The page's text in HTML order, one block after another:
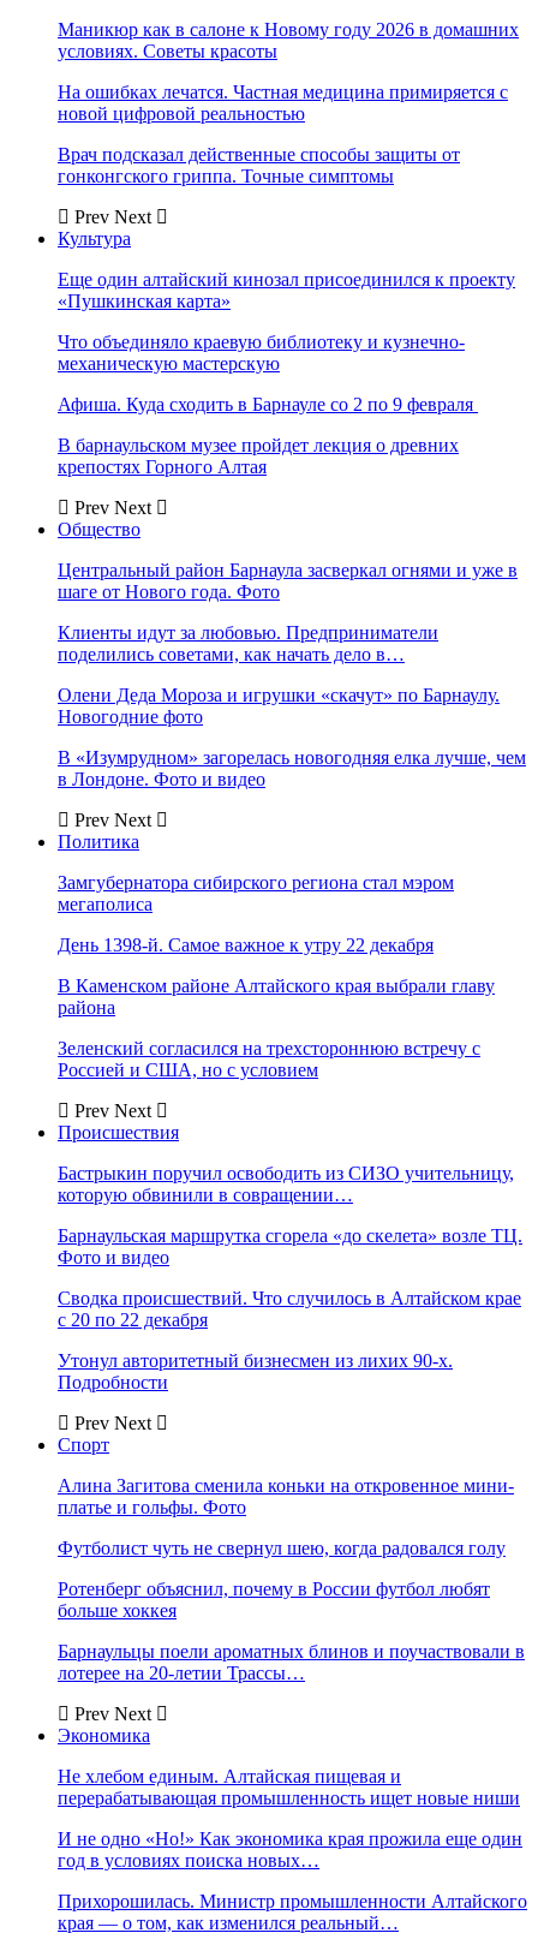
Маникюр как в салоне к Новому году 2026 в домашних
условиях. Советы красоты
На ошибках лечатся. Частная медицина примиряется с
новой цифровой реальностью
Врач подсказал действенные способы защиты от
гонконгского гриппа. Точные симптомы
Prev Next
Культура
Еще один алтайский кинозал присоединился к проекту
«Пушкинская карта»
Что объединяло краевую библиотеку и кузнечно-
механическую мастерскую
Афиша. Куда сходить в Барнауле со 2 по 9 февраля
В барнаульском музее пройдет лекция о древних
крепостях Горного Алтая
Prev Next
Общество
Центральный район Барнаула засверкал огнями и уже в
шаге от Нового года. Фото
Клиенты идут за любовью. Предприниматели
поделились советами, как начать дело в…
Олени Деда Мороза и игрушки «скачут» по Барнаулу.
Новогодние фото
В «Изумрудном» загорелась новогодняя елка лучше, чем
в Лондоне. Фото и видео
Prev Next
Политика
Замгубернатора сибирского региона стал мэром
мегаполиса
День 1398-й. Самое важное к утру 22 декабря
В Каменском районе Алтайского края выбрали главу
района
Зеленский согласился на трехстороннюю встречу с
Россией и США, но с условием
Prev Next
Происшествия
Бастрыкин поручил освободить из СИЗО учительницу,
которую обвинили в совращении…
Барнаульская маршрутка сгорела «до скелета» возле ТЦ.
Фото и видео
Сводка происшествий. Что случилось в Алтайском крае
с 20 по 22 декабря
Утонул авторитетный бизнесмен из лихих 90-х.
Подробности
Prev Next
Спорт
Алина Загитова сменила коньки на откровенное мини-
платье и гольфы. Фото
Футболист чуть не свернул шею, когда радовался голу
Ротенберг объяснил, почему в России футбол любят
больше хоккея
Барнаульцы поели ароматных блинов и поучаствовали в
лотерее на 20-летии Трассы…
Prev Next
Экономика
Не хлебом единым. Алтайская пищевая и
перерабатывающая промышленность ищет новые ниши
И не одно «Но!» Как экономика края прожила еще один
год в условиях поиска новых…
Прихорошилась. Министр промышленности Алтайского
края — о том, как изменился реальный…